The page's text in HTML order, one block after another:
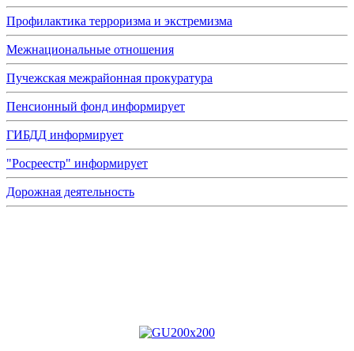
Профилактика терроризма и экстремизма
Межнациональные отношения
Пучежская межрайонная прокуратура
Пенсионный фонд информирует
ГИБДД информирует
"Росреестр" информирует
Дорожная деятельность